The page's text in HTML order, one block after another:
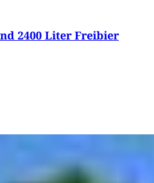
2400 Liter Freibier